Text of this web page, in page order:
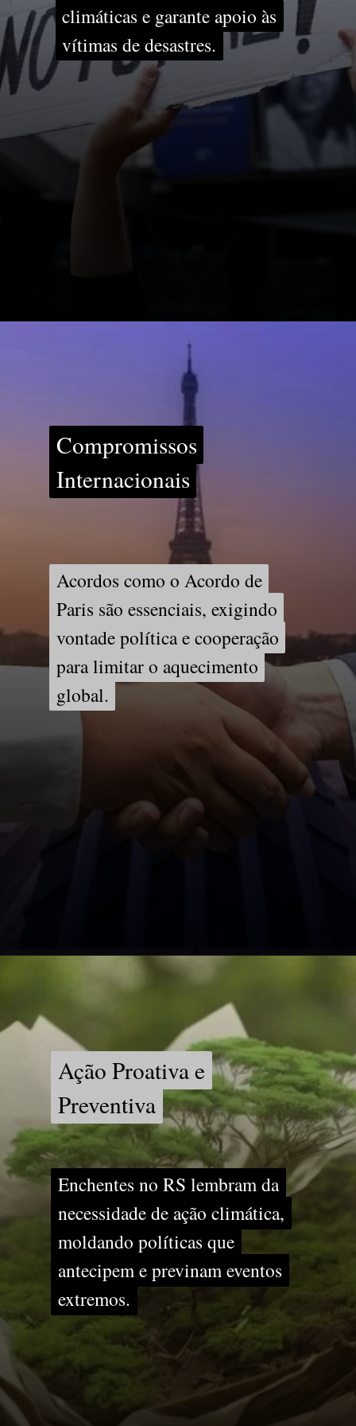
climáticas e garante apoio às
vítimas de desastres.
climáticas e garante apoio às
vítimas de desastres.
Compromissos
Internacionais
Compromissos
Internacionais
Acordos como o Acordo de
Paris são essenciais, exigindo
vontade política e cooperação
para limitar o aquecimento
global.
Acordos como o Acordo de
Paris são essenciais, exigindo
vontade política e cooperação
para limitar o aquecimento
global.
Ação Proativa e
Preventiva
Ação Proativa e
Preventiva
Enchentes no RS lembram da
necessidade de ação climática,
moldando políticas que
antecipem e previnam eventos
extremos.
Enchentes no RS lembram da
necessidade de ação climática,
moldando políticas que
antecipem e previnam eventos
extremos.